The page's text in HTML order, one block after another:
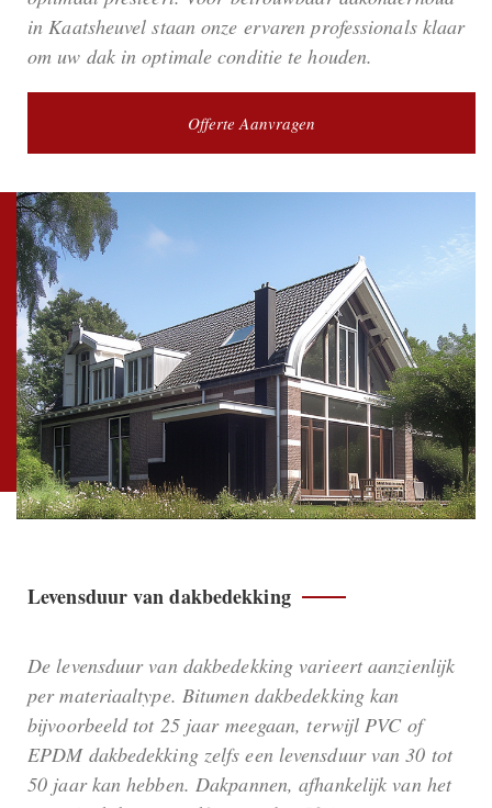
in Kaatsheuvel staan onze ervaren professionals klaar
om uw dak in optimale conditie te houden.
Offerte Aanvragen
Levensduur van dakbedekking
De levensduur van dakbedekking varieert aanzienlijk
per materiaaltype. Bitumen dakbedekking kan
bijvoorbeeld tot 25 jaar meegaan, terwijl PVC of
EPDM dakbedekking zelfs een levensduur van 30 tot
50 jaar kan hebben. Dakpannen, afhankelijk van het